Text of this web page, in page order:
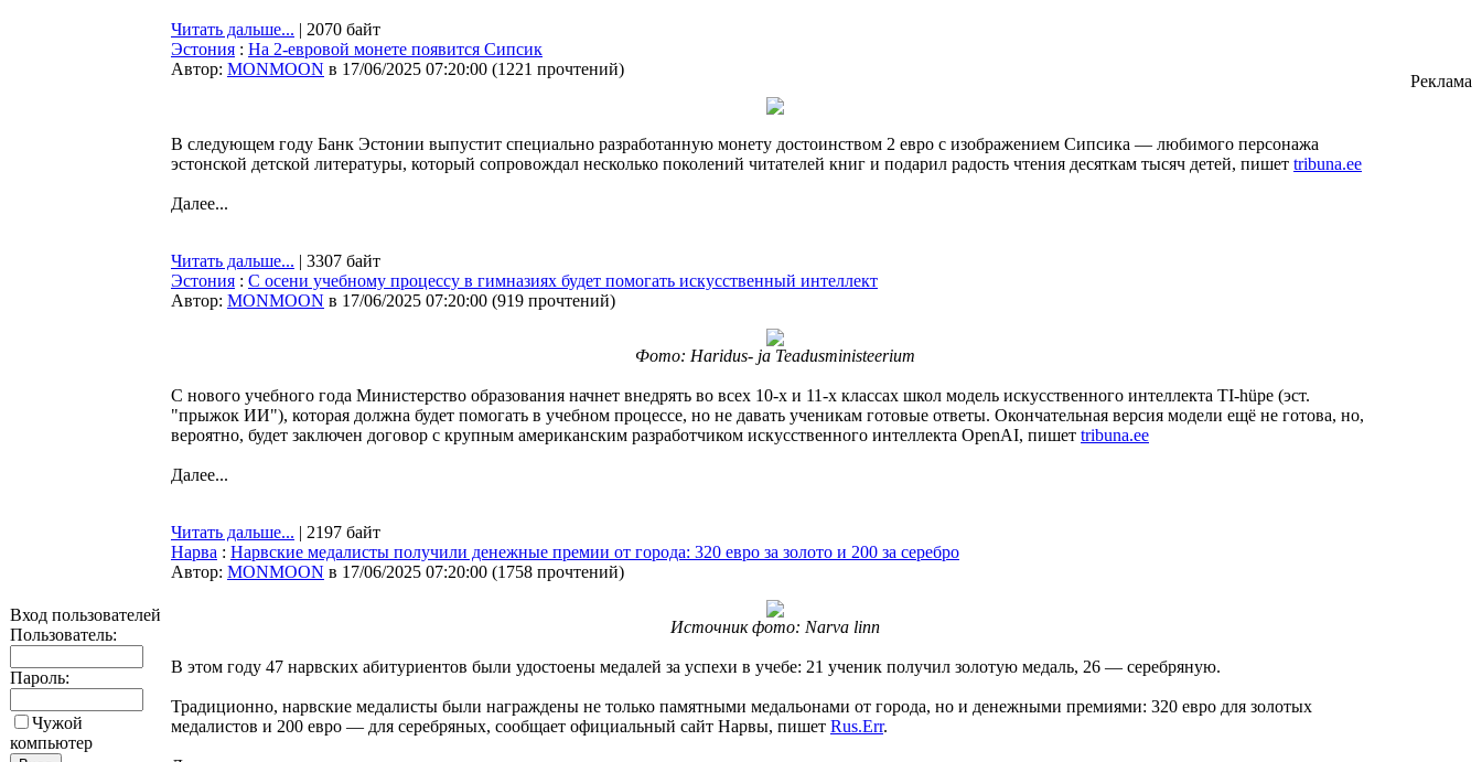
Вход пользователей
Пользователь:
Пароль:
Чужой
компьютер
Читать дальше... | 2070 байт
Эстония : На 2-евровой монете появится Сипсик
Автор: MONMOON в 17/06/2025 07:20:00 (1221 прочтений)
В следующем году Банк Эстонии выпустит специально разработанную монету достоинством 2 евро с изображением Сипсика — любимого персонажа
эстонской детской литературы, который сопровождал несколько поколений читателей книг и подарил радость чтения десяткам тысяч детей, пишет tribuna.ee
Далее...
Читать дальше... | 3307 байт
Эстония : С осени учебному процессу в гимназиях будет помогать искусственный интеллект
Автор: MONMOON в 17/06/2025 07:20:00 (919 прочтений)
Фото: Haridus- ja Teadusministeerium
С нового учебного года Министерство образования начнет внедрять во всех 10-х и 11-х классах школ модель искусственного интеллекта TI-hüpe (эст.
"прыжок ИИ"), которая должна будет помогать в учебном процессе, но не давать ученикам готовые ответы. Окончательная версия модели ещё не готова, но,
вероятно, будет заключен договор с крупным американским разработчиком искусственного интеллекта OpenAI, пишет tribuna.ee
Далее...
Читать дальше... | 2197 байт
Нарва : Нарвские медалисты получили денежные премии от города: 320 евро за золото и 200 за серебро
Автор: MONMOON в 17/06/2025 07:20:00 (1758 прочтений)
Источник фото: Narva linn
В этом году 47 нарвских абитуриентов были удостоены медалей за успехи в учебе: 21 ученик получил золотую медаль, 26 — серебряную.
Традиционно, нарвские медалисты были награждены не только памятными медальонами от города, но и денежными премиями: 320 евро для золотых
медалистов и 200 евро — для серебряных, сообщает официальный сайт Нарвы, пишет Rus.Err.
Реклама